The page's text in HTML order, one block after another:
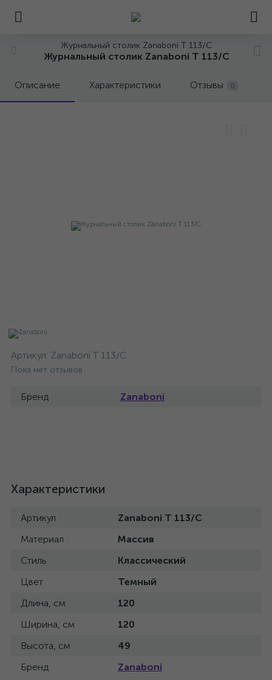
Журнальный столик Zanaboni T 113/C
Журнальный столик Zanaboni T 113/C
Описание Характеристики Отзывы 0
Артикул: Zanaboni T 113/C
Пока нет отзывов
Бренд Zanaboni
Характеристики
Артикул
Zanaboni T 113/C
Материал
Массив
Стиль
Классический
Цвет
Темный
Длина, см
120
Ширина, см
120
Высота, см
49
Бренд
Zanaboni